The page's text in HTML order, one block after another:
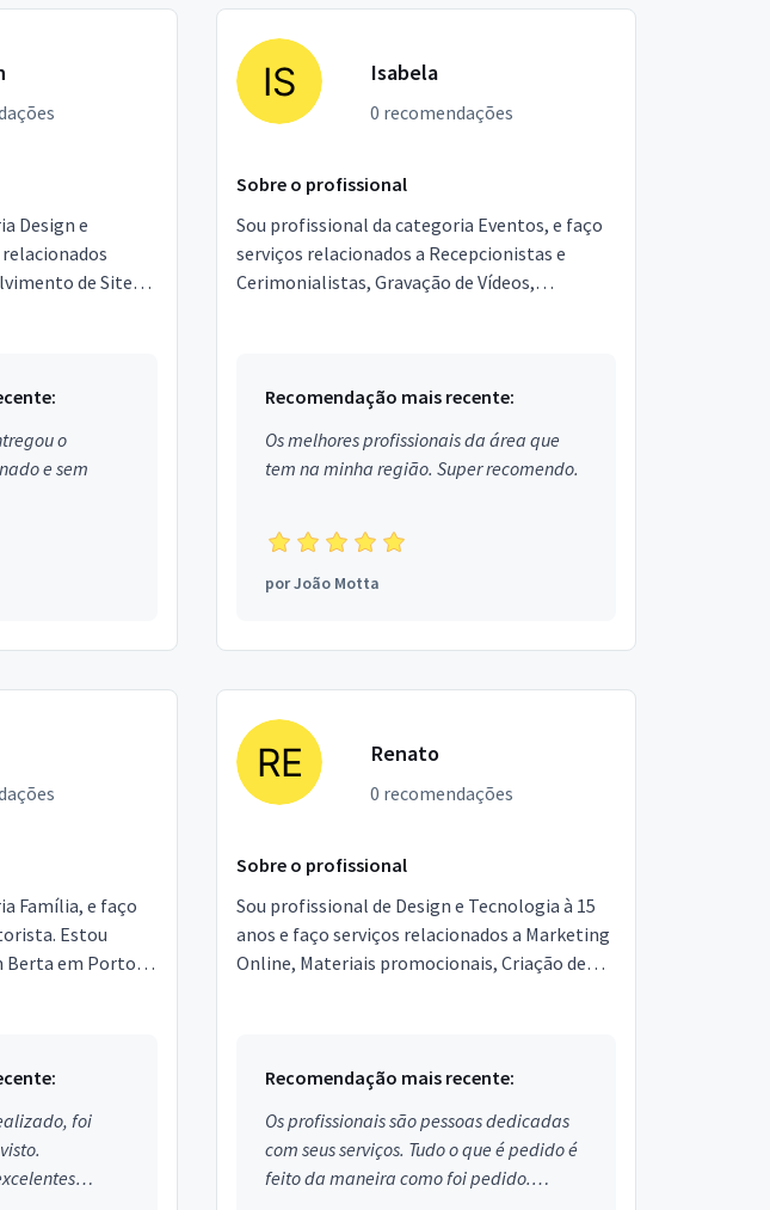
Design e
de Sites,
o
e sem
Isabela
0 recomendações
Sobre o profissional
Sou profissional da categoria Eventos, e faço
serviços relacionados a Recepcionistas e
Cerimonialistas, Gravação de Vídeos,
Recomendação mais recente:
Os melhores profissionais da área que
tem na minha região. Super recomendo.
porJoão Motta
Família, e faço
Estou
Berta em Porto
foi
Renato
0 recomendações
Sobre o profissional
Sou profissional de Design e Tecnologia à 15
anos e faço serviços relacionados a Marketing
Online, Materiais promocionais, Criação de
Recomendação mais recente:
Os profissionais são pessoas dedicadas
com seus serviços. Tudo o que é pedido é
feito da maneira como foi pedido.